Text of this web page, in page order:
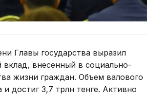
Главы государства выразил
вклад, внесенный в социально-
жизни граждан. Объем валового
и достиг 3,7 трлн тенге. Активно